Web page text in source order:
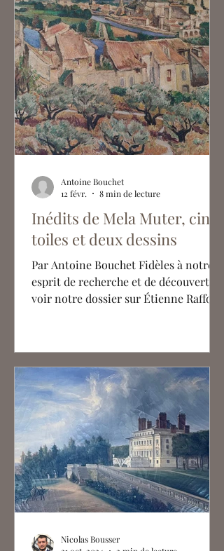
par l’historiographie, conférant à cet
art le statut étonnant d’un
mouvement qui aurait perduré plus de
70 ans, dans une continuité dépassant
largement la mort de ses créateurs et
protagonistes, en marge des avant-
gardes. Intéressons-nous
Inédits de Mela Muter, cinq
toiles et deux dessins
Par Antoine Bouchet Fidèles à notre
esprit de recherche et de découverte -
voir notre dossier sur Étienne Raffort
public et inconnues des spécialistes
jusqu'à présent. Ces productions,
réparties en deux collections
particulières distinctes, apportent un
éclairage nouveau sur les séjours
réguliers de Mela Muter en Avignon à
la fin de sa vie. Deux mille. C’est
l’estimation du nombre de toiles
réalisées par M
Antoine Bouchet
12 févr.
8 min de lecture
Nicolas Bousser